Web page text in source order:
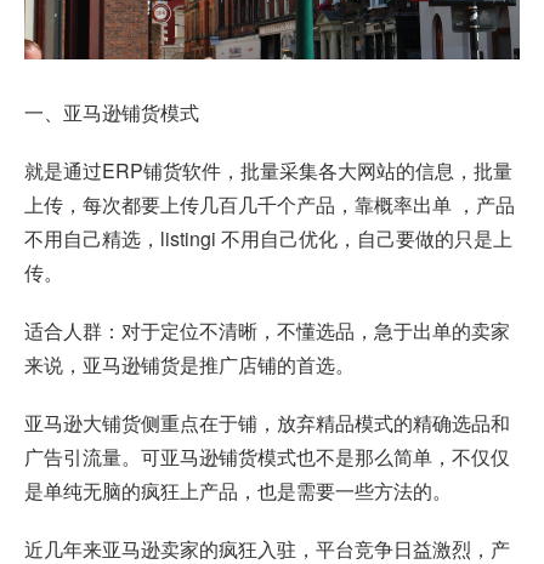
一、亚马逊铺货模式
就是通过ERP铺货软件，批量采集各大网站的信息，批量
上传，每次都要上传几百几千个产品，靠概率出单 ，产品
不用自己精选，listingi 不用自己优化，自己要做的只是上
传。
适合人群：对于定位不清晰，不懂选品，急于出单的卖家
来说，亚马逊铺货是推广店铺的首选。
亚马逊大铺货侧重点在于铺，放弃精品模式的精确选品和
广告引流量。可亚马逊铺货模式也不是那么简单，不仅仅
是单纯无脑的疯狂上产品，也是需要一些方法的。
近几年来亚马逊卖家的疯狂入驻，平台竞争日益激烈，产